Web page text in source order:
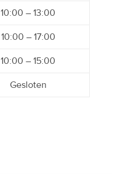
10:00 – 13:00
10:00 – 17:00
10:00 – 15:00
Gesloten